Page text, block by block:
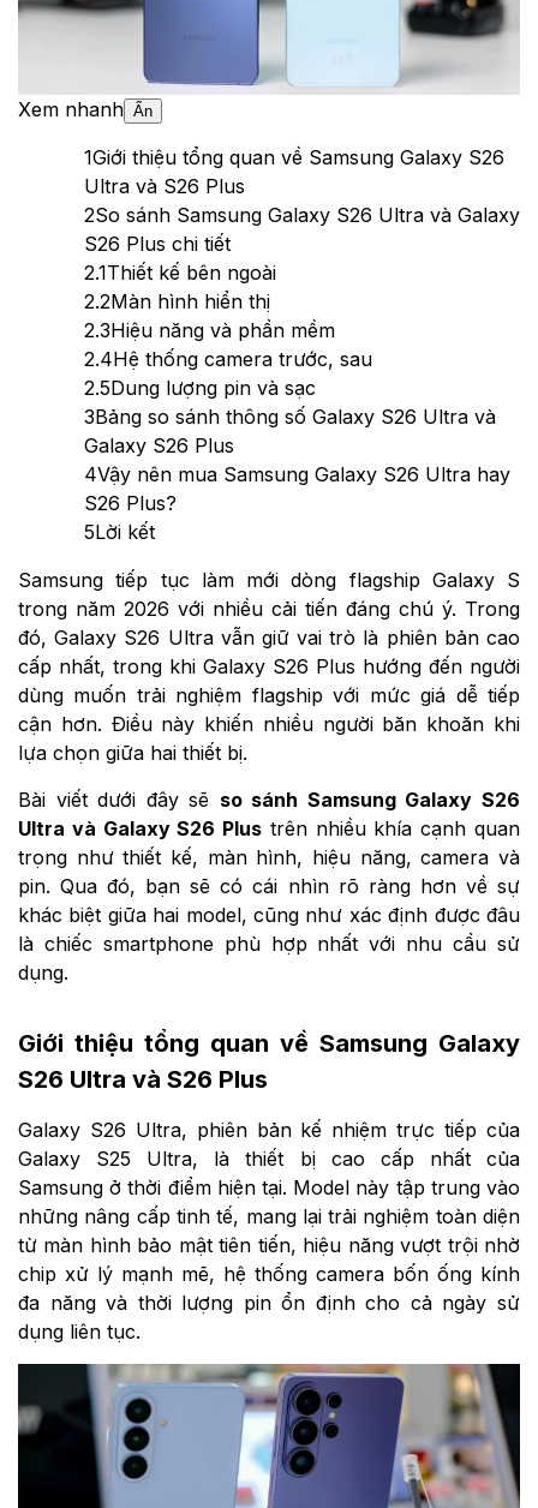
Xem nhanh Ẩn
1Giới thiệu tổng quan về Samsung Galaxy S26
Ultra và S26 Plus
2So sánh Samsung Galaxy S26 Ultra và Galaxy
S26 Plus chi tiết
2.1Thiết kế bên ngoài
2.2Màn hình hiển thị
2.3Hiệu năng và phần mềm
2.4Hệ thống camera trước, sau
2.5Dung lượng pin và sạc
3Bảng so sánh thông số Galaxy S26 Ultra và
Galaxy S26 Plus
4Vậy nên mua Samsung Galaxy S26 Ultra hay
S26 Plus?
5Lời kết
Samsung tiếp tục làm mới dòng flagship Galaxy S
trong năm 2026 với nhiều cải tiến đáng chú ý. Trong
đó, Galaxy S26 Ultra vẫn giữ vai trò là phiên bản cao
cấp nhất, trong khi Galaxy S26 Plus hướng đến người
dùng muốn trải nghiệm flagship với mức giá dễ tiếp
cận hơn. Điều này khiến nhiều người băn khoăn khi
lựa chọn giữa hai thiết bị.
Bài viết dưới đây sẽ so sánh Samsung Galaxy S26
Ultra và Galaxy S26 Plus trên nhiều khía cạnh quan
trọng như thiết kế, màn hình, hiệu năng, camera và
pin. Qua đó, bạn sẽ có cái nhìn rõ ràng hơn về sự
khác biệt giữa hai model, cũng như xác định được đâu
là chiếc smartphone phù hợp nhất với nhu cầu sử
dụng.
Giới thiệu tổng quan về Samsung Galaxy
S26 Ultra và S26 Plus
Galaxy S26 Ultra, phiên bản kế nhiệm trực tiếp của
Galaxy S25 Ultra, là thiết bị cao cấp nhất của
Samsung ở thời điểm hiện tại. Model này tập trung vào
những nâng cấp tinh tế, mang lại trải nghiệm toàn diện
từ màn hình bảo mật tiên tiến, hiệu năng vượt trội nhờ
chip xử lý mạnh mẽ, hệ thống camera bốn ống kính
đa năng và thời lượng pin ổn định cho cả ngày sử
dụng liên tục.